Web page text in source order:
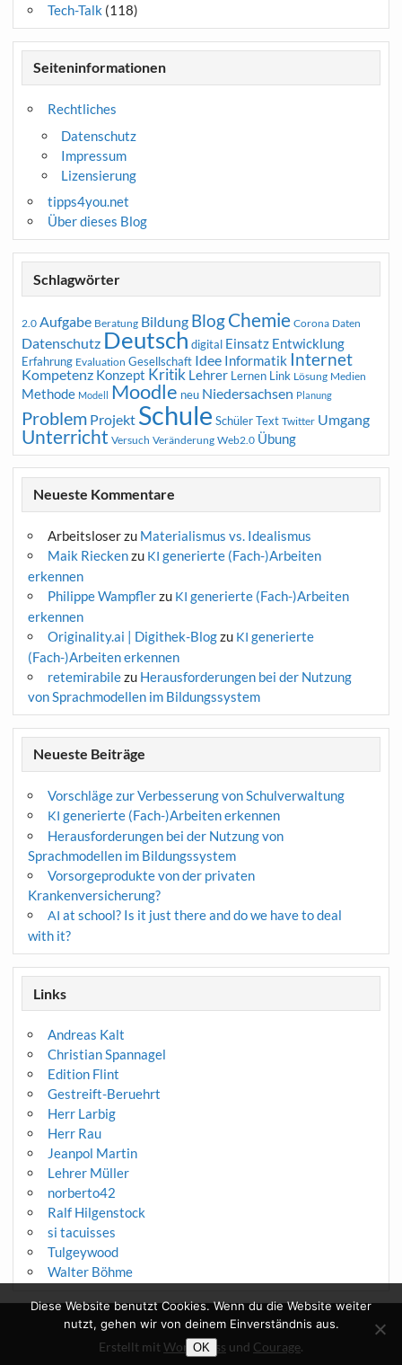
Tech-Talk (118)
Seiteninformationen
Rechtliches
Datenschutz
Impressum
Lizensierung
tipps4you.net
Über dieses Blog
Schlagwörter
2.0 Aufgabe Beratung Bildung BlogChemie Corona Daten
Datenschutz Deutsch digital Einsatz Entwicklung
Erfahrung Evaluation Gesellschaft Idee Informatik Internet
Kompetenz Konzept Kritik Lehrer Lernen Link Lösung Medien
Methode Modell Moodle neu Niedersachsen Planung
Problem Projekt Schule Schüler Text Twitter Umgang
Unterricht Versuch Veränderung Web2.0 Übung
Neueste Kommentare
Arbeitsloserzu Materialismus vs. Idealismus
Maik Rieckenzu KI generierte (Fach-)Arbeiten
erkennen
Philippe Wampflerzu KI generierte (Fach-)Arbeiten
erkennen
Originality.ai | Digithek-Blogzu KI generierte
(Fach-)Arbeiten erkennen
retemirabilezu Herausforderungen bei der Nutzung
von Sprachmodellen im Bildungssystem
Neueste Beiträge
Vorschläge zur Verbesserung von Schulverwaltung
KI generierte (Fach-)Arbeiten erkennen
Herausforderungen bei der Nutzung von
Sprachmodellen im Bildungssystem
Vorsorgeprodukte von der privaten
Krankenversicherung?
AI at school? Is it just there and do we have to deal
with it?
Links
Andreas Kalt
Christian Spannagel
Edition Flint
Gestreift-Beruehrt
Herr Larbig
Herr Rau
Jeanpol Martin
Lehrer Müller
norberto42
Ralf Hilgenstock
si tacuisses
Tulgeywood
Walter Böhme
Erstellt mitWordPress und Courage.
Diese Website benutzt Cookies. Wenn du die Website weiter
nutzt, gehen wir von deinem Einverständnis aus.
OK